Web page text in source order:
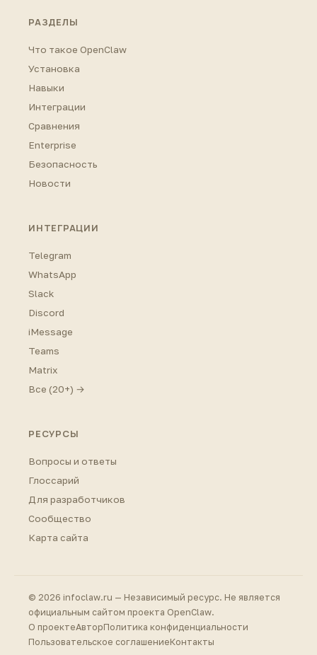
РАЗДЕЛЫ
Что такое OpenClaw
Установка
Навыки
Интеграции
Сравнения
Enterprise
Безопасность
Новости
ИНТЕГРАЦИИ
Telegram
WhatsApp
Slack
Discord
iMessage
Teams
Matrix
Все (20+) →
РЕСУРСЫ
Вопросы и ответы
Глоссарий
Для разработчиков
Сообщество
Карта сайта
© 2026 infoclaw.ru — Независимый ресурс. Не является
официальным сайтом проекта OpenClaw.
О проектеАвторПолитика конфиденциальности
Пользовательское соглашениеКонтакты